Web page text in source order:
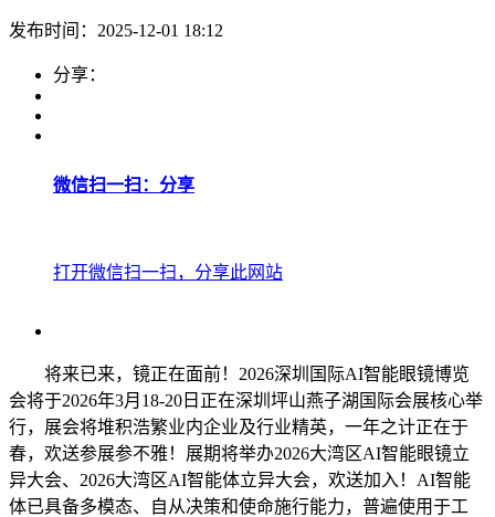
发布时间：2025-12-01 18:12
分享：
微信扫一扫：分享
打开微信扫一扫，分享此网站
将来已来，镜正在面前！2026深圳国际AI智能眼镜博览
会将于2026年3月18-20日正在深圳坪山燕子湖国际会展核心举
行，展会将堆积浩繁业内企业及行业精英，一年之计正在于
春，欢送参展参不雅！展期将举办2026大湾区AI智能眼镜立
异大会、2026大湾区AI智能体立异大会，欢送加入！AI智能
体已具备多模态、自从决策和使命施行能力，普遍使用于工